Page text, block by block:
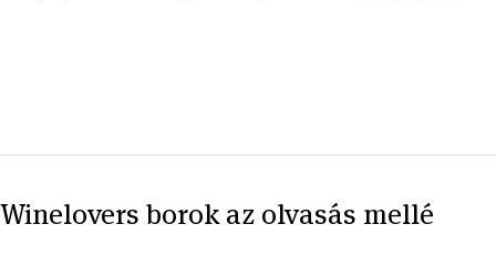
Winelovers borok az olvasás mellé